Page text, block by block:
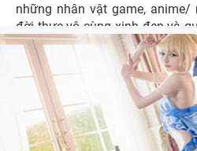
những nhân vật game, anime/
đời thực vô cùng xinh đẹp và
của những cô nàng hot girl nhé.